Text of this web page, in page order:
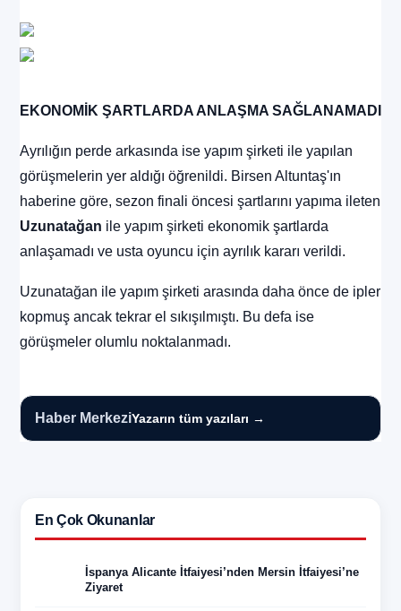
EKONOMİK ŞARTLARDA ANLAŞMA SAĞLANAMADI
Ayrılığın perde arkasında ise yapım şirketi ile yapılan
görüşmelerin yer aldığı öğrenildi. Birsen Altuntaş'ın
haberine göre, sezon finali öncesi şartlarını yapıma ileten
Uzunatağan ile yapım şirketi ekonomik şartlarda
anlaşamadı ve usta oyuncu için ayrılık kararı verildi.
Uzunatağan ile yapım şirketi arasında daha önce de ipler
kopmuş ancak tekrar el sıkışılmıştı. Bu defa ise
görüşmeler olumlu noktalanmadı.
Haber MerkeziYazarın tüm yazıları →
En Çok Okunanlar
İspanya Alicante İtfaiyesi’nden Mersin İtfaiyesi’ne
Ziyaret